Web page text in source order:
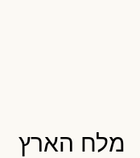
מלח הארץ